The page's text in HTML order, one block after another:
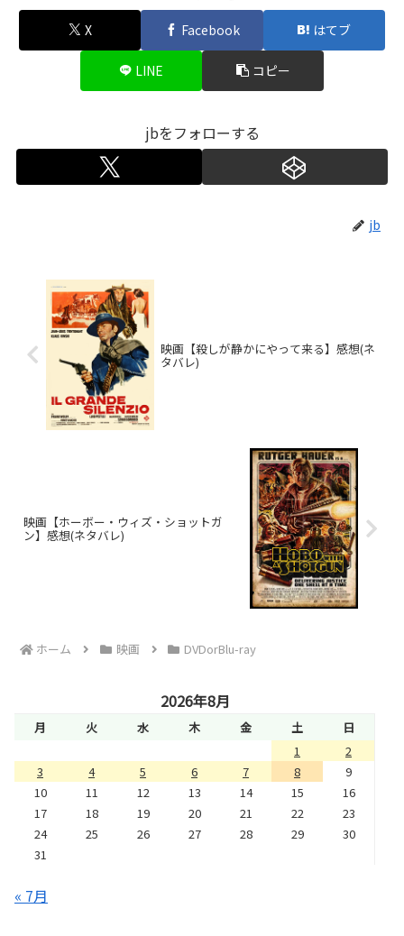
X Facebook はてブ
LINE コピー
jbをフォローする
jb
映画【殺しが静かにやって来る】感想(ネ
タバレ)
映画【ホーボー・ウィズ・ショットガ
ン】感想(ネタバレ)
ホーム 映画 DVDorBlu-ray
2026年8月
月 火 水 木 金 土
日
1
2
3
4 5 6 7 8
9
10
11 12 13 14 15
16
17
18 19 20 21 22
23
24
25 26 27 28 29
30
31
« 7月